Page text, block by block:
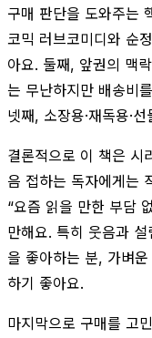
구매 판단을 도와주는
코믹 러브코미디와 순
아요. 둘째, 앞권의 맥
는 무난하지만 배송비
넷째, 소장용·재독용·
결론적으로 이 책은 시
음 접하는 독자에게는
“요즘 읽을 만한 부담
만해요. 특히 웃음과
을 좋아하는 분, 가벼
하기 좋아요.
마지막으로 구매를 고